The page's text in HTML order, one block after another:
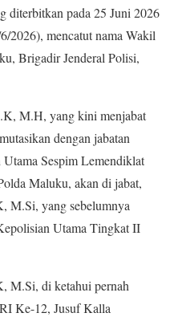
diterbitkan pada 25 Juni 2026
2026), mencatut nama Wakil
Brigadir Jenderal Polisi,
M.H, yang kini menjabat
dengan jabatan
Sespim Lemendiklat
Maluku, akan di jabat,
M.Si, yang sebelumnya
Utama Tingkat II
M.Si, di ketahui pernah
Ke-12, Jusuf Kalla